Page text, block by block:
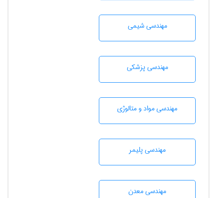
مهندسي شيمی
مهندسی پزشکی
مهندسی مواد و متالوژی
مهندسی پليمر
مهندسی معدن